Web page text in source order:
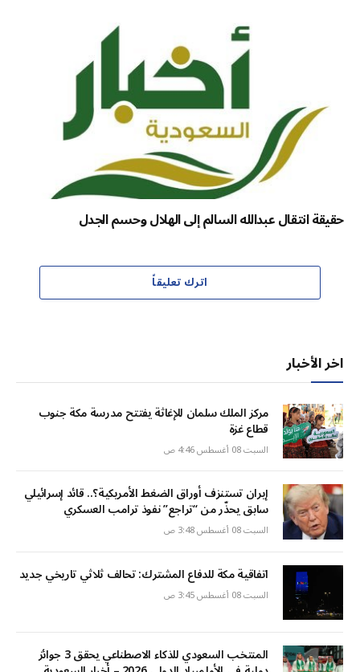
حقيقة انتقال عبدالله السالم إلى الهلال وحسم الجدل
اترك تعليقاً
اخر الأخبار
مركز الملك سلمان للإغاثة يفتتح مدرسة مكة جنوب
قطاع غزة
السبت 08 أغسطس 4:46 ص
إيران تستنزف أوراق الضغط الأمريكية؟.. قائد إسرائيلي
سابق يحذّر من “تراجع” نفوذ ترامب العسكري
السبت 08 أغسطس 3:48 ص
اتفاقية مكة للدفاع المشترك: تحالف ثلاثي تاريخي جديد
السبت 08 أغسطس 3:45 ص
المنتخب السعودي للذكاء الاصطناعي يحقق 3 جوائز